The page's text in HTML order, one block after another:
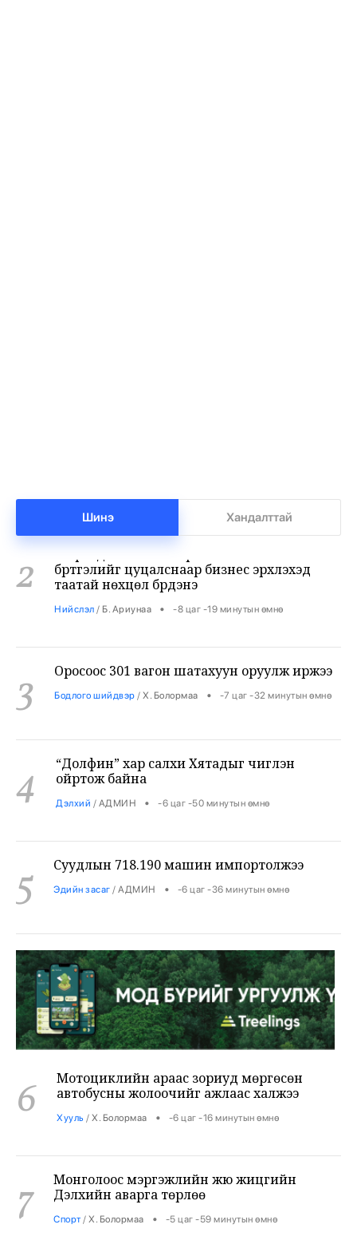
Шинэ Хандалттай
2
Б.Пүрэвдагва: 8 салбарын 103 үйлчилгээний
бүртгэлийг цуцалснаар бизнес эрхлэхэд
таатай нөхцөл бүрдэнэ
Нийслэл/ Б. Ариунаа • -8 цаг -19 минутын өмнө
3 Оросоос 301 вагон шатахуун оруулж иржээ
Бодлого шийдвэр/ Х. Болормаа • -7 цаг -32 минутын өмнө
4
“Долфин” хар салхи Хятадыг чиглэн
Дэлхий/АДМИН • -6 цаг -50 минутын өмнө
5 Суудлын 718.190 машин импортолжээ
Эдийн засаг /АДМИН • -6 цаг -36 минутын өмнө
6
Мотоциклийн араас зориуд мөргөсөн
Хууль/Х. Болормаа • -6 цаг -16 минутын өмнө
7
Монголоос мэргэжлийн жюү жицүгийн
Спорт/Х. Болормаа • -5 цаг -59 минутын өмнө